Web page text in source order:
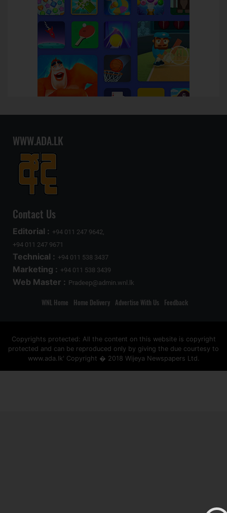
WWW.ADA.LK
Contact Us
Editorial : +94 011 247 9642,
+94 011 247 9671
Technical : +94 011 538 3437
Marketing : +94 011 538 3439
Web Master : Pradeep@admin.wnl.lk
WNL Home Home Delivery Advertise With Us Feedback
Copyrights protected: All the content on this website is copyright
protected and can be reproduced only by giving the due courtesy to
www.ada.lk' Copyright � 2018 Wijeya Newspapers Ltd.